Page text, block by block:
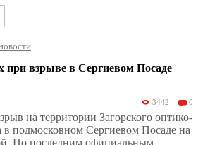
при взрыве в Сергиевом Посаде
3442 0
на территории Загорского оптико-
в подмосковном Сергиевом Посаде на
По последним официальным